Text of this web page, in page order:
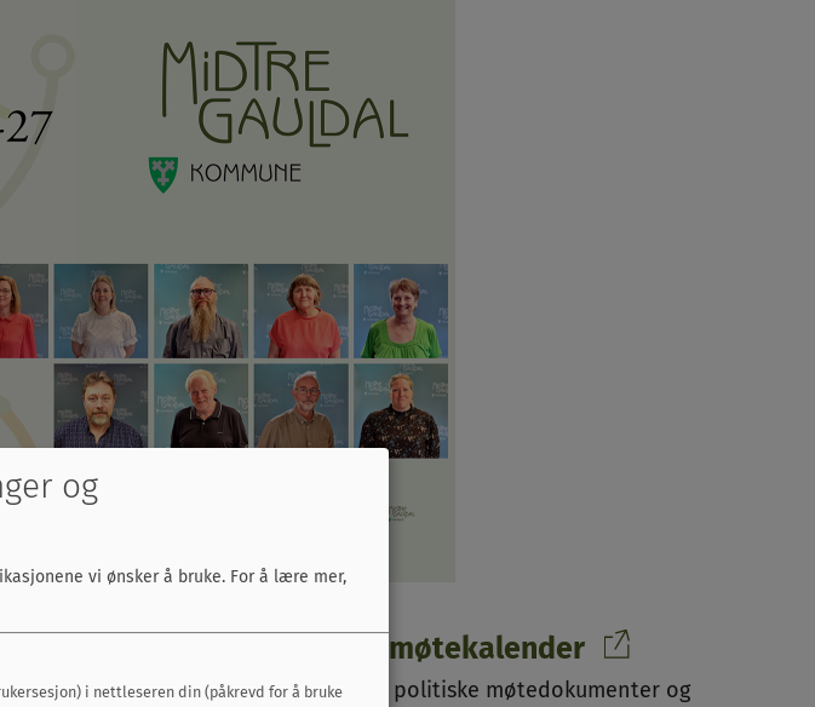
og
Historisk møtekalender
Her finner du politiske møtedokumenter og
og
vi ønsker å bruke. For å lære mer,
i nettleseren din (påkrevd for å bruke